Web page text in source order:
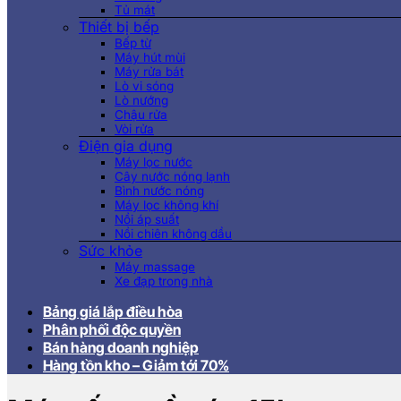
Tủ mát
Thiết bị bếp
Bếp từ
Máy hút mùi
Máy rửa bát
Lò vi sóng
Lò nướng
Chậu rửa
Vòi rửa
Điện gia dụng
Máy lọc nước
Cây nước nóng lạnh
Bình nước nóng
Máy lọc không khí
Nồi áp suất
Nồi chiên không dầu
Sức khỏe
Máy massage
Xe đạp trong nhà
Bảng giá lắp điều hòa
Phân phối độc quyền
Bán hàng doanh nghiệp
Hàng tồn kho – Giảm tới 70%